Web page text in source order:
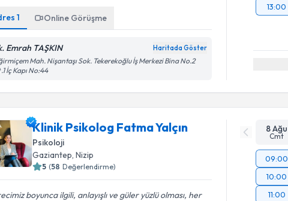
1 Online Görüşme
Emrah TAŞKIN Haritada Göster
Mah. Nişantaşı Sok. Tekerekoğlu İş Merkezi Bina No.2
İç Kapı No:44
13:00
Klinik Psikolog Fatma Yalçın
Psikoloji
Gaziantep, Nizip
5 (58 Değerlendirme)
boyunca ilgili, anlayışlı ve güler yüzlü olması, her
8 Ağu
Cmt
09:00
10:00
11:00